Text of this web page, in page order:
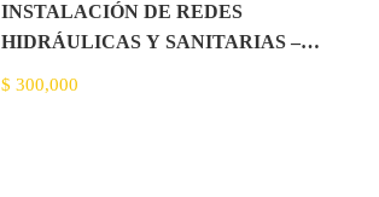
INSTALACIÓN DE REDES
HIDRÁULICAS Y SANITARIAS –
$ 300,000